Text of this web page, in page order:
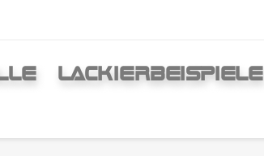
LACKIERBEISPIELE